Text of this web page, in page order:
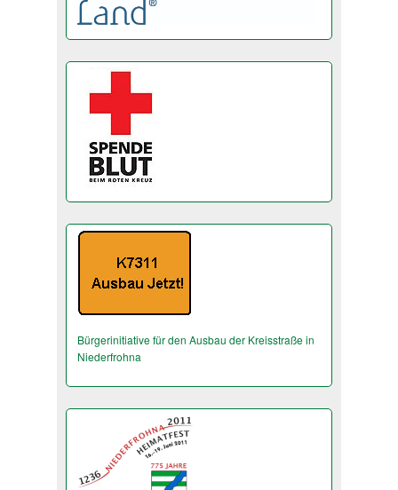
Bürgerinitiative für den Ausbau der Kreisstraße in
Niederfrohna